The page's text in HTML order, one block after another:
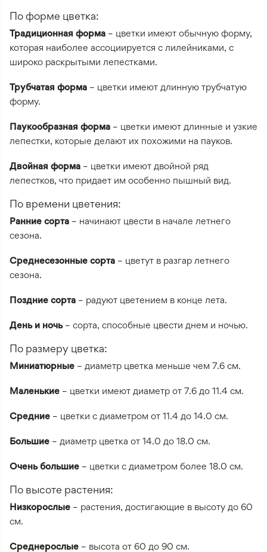
По форме цветка:
Традиционная форма – цветки имеют обычную форму,
которая наиболее ассоциируется с лилейниками, с
широко раскрытыми лепестками.
Трубчатая форма – цветки имеют длинную трубчатую
форму.
Паукообразная форма – цветки имеют длинные и узкие
лепестки, которые делают их похожими на пауков.
Двойная форма – цветки имеют двойной ряд
лепестков, что придает им особенно пышный вид.
По времени цветения:
Ранние сорта – начинают цвести в начале летнего
сезона.
Среднесезонные сорта – цветут в разгар летнего
сезона.
Поздние сорта – радуют цветением в конце лета.
День и ночь– сорта, способные цвести днем и ночью.
По размеру цветка:
Миниатюрные – диаметр цветка меньше чем 7.6 см.
Маленькие – цветки имеют диаметр от 7.6 до 11.4 см.
Средние – цветки с диаметром от 11.4 до 14.0 см.
Большие – диаметр цветка от 14.0 до 18.0 см.
Очень большие – цветки с диаметром более 18.0 см.
По высоте растения:
Низкорослые – растения, достигающие в высоту до 60
см.
Среднерослые – высота от 60 до 90 см.